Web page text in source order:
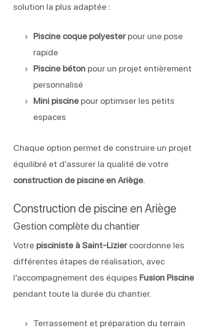
solution la plus adaptée :
Piscine coque polyesterpour une pose
rapide
Piscine bétonpour un projet entièrement
personnalisé
Mini piscinepour optimiser les petits
espaces
Chaque option permet de construire un projet
équilibré et d’assurer la qualité de votre
construction de piscine en Ariège.
Construction de piscine en Ariège
Gestion complète du chantier
Votre pisciniste à Saint-Liziercoordonne les
différentes étapes de réalisation, avec
l’accompagnement des équipes Fusion Piscine
pendant toute la durée du chantier.
Terrassement et préparation du terrain